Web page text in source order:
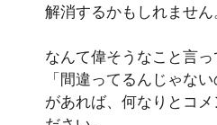
解消するかもしれません
なんて偉そうなこと言っ
「間違ってるんじゃな
があれば、何なりとコ